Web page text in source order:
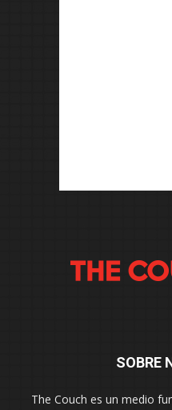
SOBRE
The Couch es un medio